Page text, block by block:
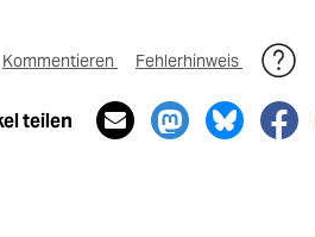
Kommentieren Fehlerhinweis
teilen